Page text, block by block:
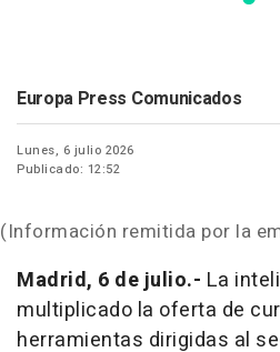
Europa Press Comunicados
Lunes, 6 julio 2026
Publicado: 12:52
(Información remitida por la
Madrid, 6 de julio.- La
multiplicado la oferta de
herramientas dirigidas al